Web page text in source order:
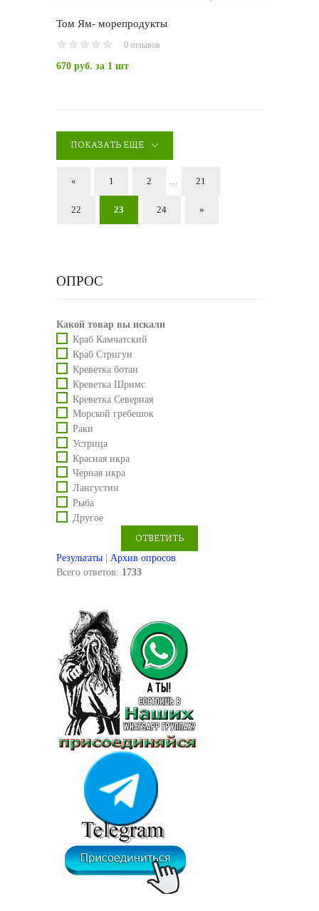
Том Ям- морепродукты
0 отзывов
670 руб. за 1 шт
ПОКАЗАТЬ ЕЩЕ
« 1 2 ... 21
22 23 24 »
ОПРОС
Какой товар вы искали
Краб Камчатский
Краб Стригун
Креветка ботан
Креветка Шримс
Креветка Северная
Морской гребешок
Раки
Устрица
Красная икра
Черная икра
Лангустин
Рыба
Другое
Результаты | Архив опросов
Всего ответов: 1733